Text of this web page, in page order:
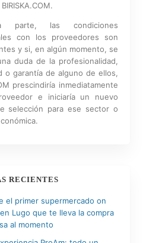
parte, las condiciones
con los proveedores son
y si, en algún momento, se
duda de la profesionalidad,
o garantía de alguno de ellos,
prescindiría inmediatamente
e iniciaría un nuevo
selección para ese sector o
RECIENTES
el primer supermercado on
Lugo que te lleva la compra
al momento